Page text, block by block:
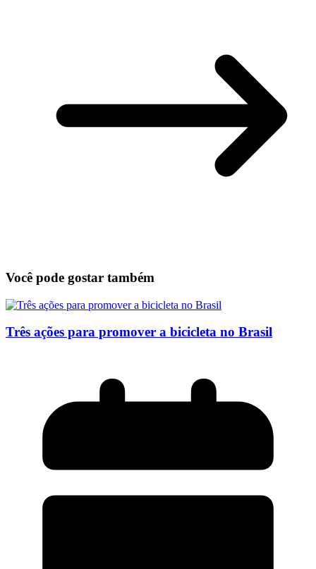
Você pode gostar também
Três ações para promover a bicicleta no Brasil